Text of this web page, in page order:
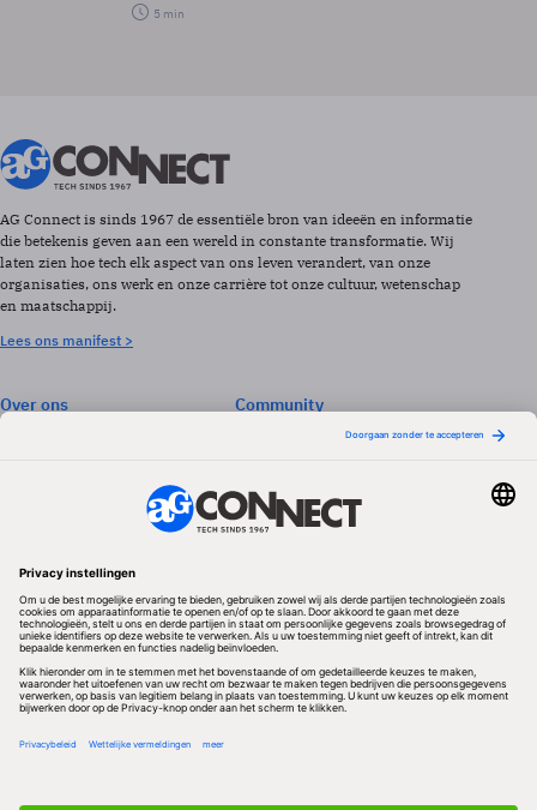
5 min
AG Connect is sinds 1967 de essentiële bron van ideeën en informatie
die betekenis geven aan een wereld in constante transformatie. Wij
laten zien hoe tech elk aspect van ons leven verandert, van onze
organisaties, ons werk en onze carrière tot onze cultuur, wetenschap
en maatschappij.
Lees ons manifest >
Over ons
Privacyinstellingen
Community
Events & Opleidingen
Vacatures
Whitepapers
Volg ons